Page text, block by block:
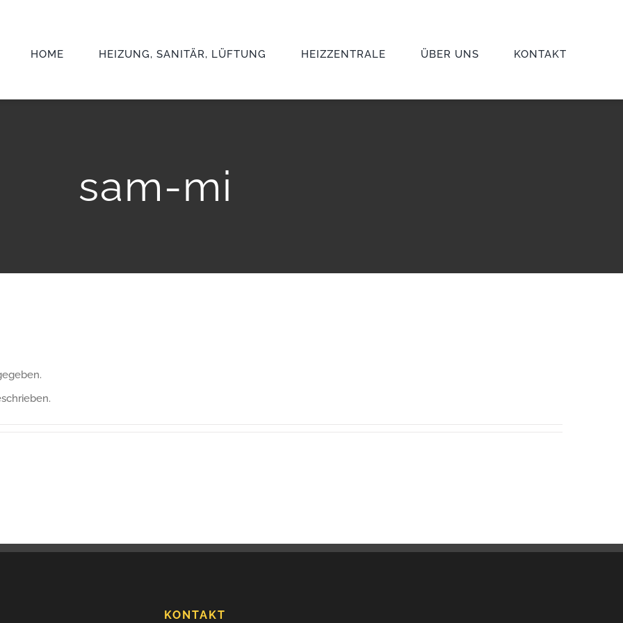
HOME HEIZUNG, SANITÄR, LÜFTUNG HEIZZENTRALE ÜBER UNS KONTAKT
sam-mi
KONTAKT